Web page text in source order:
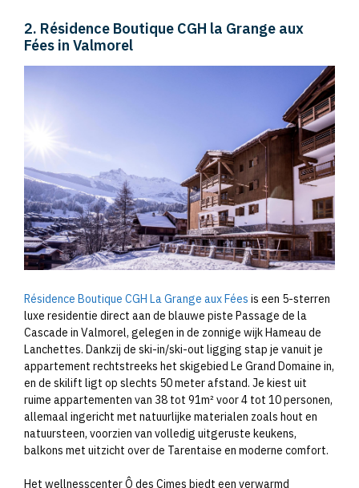
2. Résidence Boutique CGH la Grange aux
Fées in Valmorel
Résidence Boutique CGH La Grange aux Fées is een 5-sterren
luxe residentie direct aan de blauwe piste Passage de la
Cascade in Valmorel, gelegen in de zonnige wijk Hameau de
Lanchettes. Dankzij de ski-in/ski-out ligging stap je vanuit je
appartement rechtstreeks het skigebied Le Grand Domaine in,
en de skilift ligt op slechts 50 meter afstand. Je kiest uit
ruime appartementen van 38 tot 91m² voor 4 tot 10 personen,
allemaal ingericht met natuurlijke materialen zoals hout en
natuursteen, voorzien van volledig uitgeruste keukens,
balkons met uitzicht over de Tarentaise en moderne comfort.
Het wellnesscenter Ô des Cimes biedt een verwarmd